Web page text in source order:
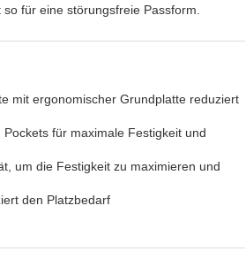
für eine störungsfreie Passform.
mit ergonomischer Grundplatte reduziert
für maximale Festigkeit und
um die Festigkeit zu maximieren und
den Platzbedarf